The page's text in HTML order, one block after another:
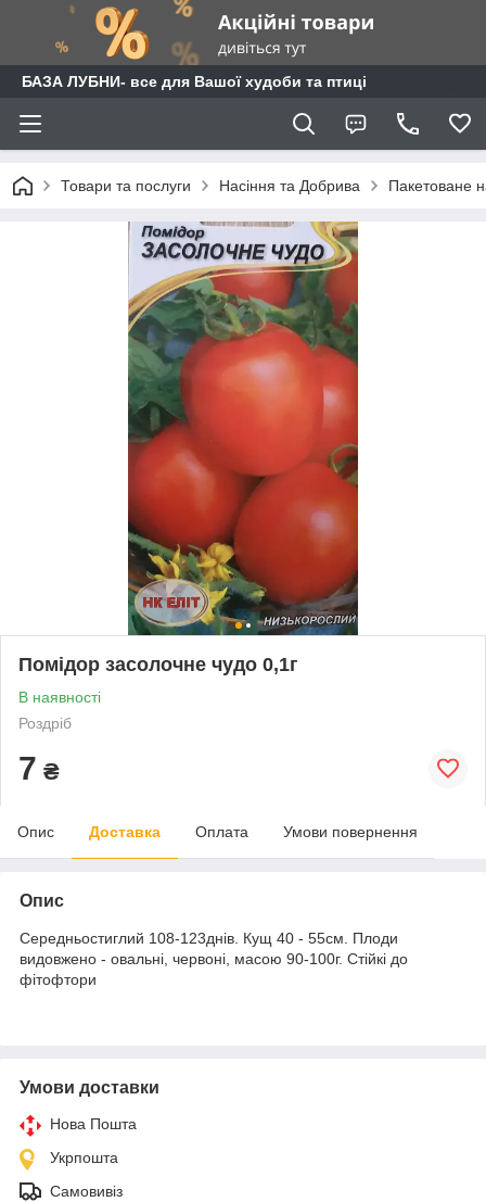
БАЗА ЛУБНИ- все для Вашої худоби та птиці
Товари та послуги Насіння та Добрива Пакетоване
Помідор засолочне чудо 0,1г
В наявності
Роздріб
7 ₴
Опис Доставка Оплата Умови повернення
Опис
Середньостиглий 108-123днів. Кущ 40 - 55см. Плоди
видовжено - овальні, червоні, масою 90-100г. Стійкі до
фітофтори
Умови доставки
Нова Пошта
Укрпошта
Самовивіз